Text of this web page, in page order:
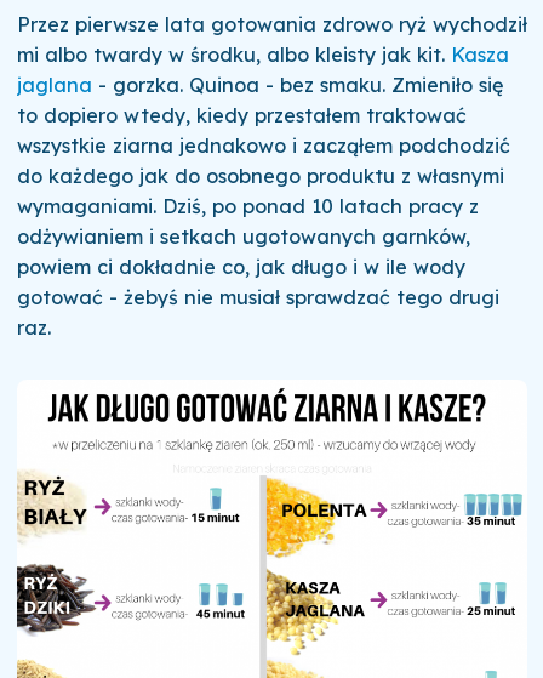
Przez pierwsze lata gotowania zdrowo ryż wychodził
mi albo twardy w środku, albo kleisty jak kit. Kasza
jaglana - gorzka. Quinoa - bez smaku. Zmieniło się
to dopiero wtedy, kiedy przestałem traktować
wszystkie ziarna jednakowo i zacząłem podchodzić
do każdego jak do osobnego produktu z własnymi
wymaganiami. Dziś, po ponad 10 latach pracy z
odżywianiem i setkach ugotowanych garnków,
powiem ci dokładnie co, jak długo i w ile wody
gotować - żebyś nie musiał sprawdzać tego drugi
raz.